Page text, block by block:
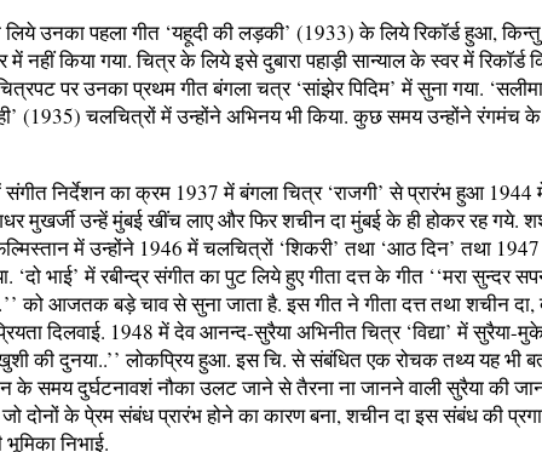
उनका पहला गीत ‘यहूदी की लड़की’ (1933) के लिये रिकाॅर्ड हुआ,
में नहीं किया गया. चित्र के लिये इसे दुबारा पहाड़ी सान्याल के स्वर में रिकाॅर्ड
पर उनका प्रथम गीत बंगला चत्र ‘सांझेर पिदिम’ में सुना गया.
(1935) चलचित्रों में उन्होंने अभिनय भी किया. कुछ समय उन्होंने रंगमंच
निर्देशन का क्रम 1937 में बंगला चित्र ‘राजगी’ से प्रारंभ हुआ 1944 में
मुखर्जी उन्हें मुंबई खींच लाए और फिर शचीन दा मुंबई के ही होकर रह गये.
में उन्होंने 1946 में चलचित्रों ‘शिकरी’ तथा ‘आठ दिन’ तथा 1947
‘दो भाई’ में रबीन्द्र संगीत का पुट लिये हुए गीता दत्त के गीत ‘‘मरा सुन्दर
आजतक बड़े चाव से सुना जाता है. इस गीत ने गीता दत्त तथा शचीन दा,
दिलवाई. 1948 में देव आनन्द-सुरैया अभिनीत चित्र ‘विद्या’ में सुरैया-
की दुनया..’’ लोकप्रिय हुआ. इस चि. से संबंधित एक रोचक तथ्य यह भी
के समय दुर्घटनावशं नौका उलट जाने से तैरना ना जानने वाली सुरैया की
दोनों के पे्रम संबंध प्रारंभ होने का कारण बना, शचीन दा इस संबंध की
निभाई.